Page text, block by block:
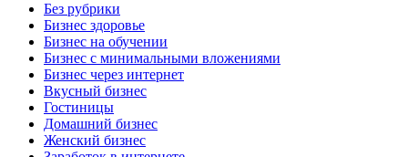
Без рубрики
Бизнес здоровье
Бизнес на обучении
Бизнес с минимальными вложениями
Бизнес через интернет
Вкусный бизнес
Гостиницы
Домашний бизнес
Женский бизнес